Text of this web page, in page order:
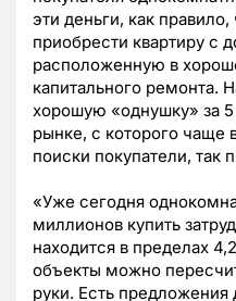
эти деньги, как
приобрести квартиру с
расположенную в
капитального ремонта.
хорошую «однушку» за
рынке, с которого чаще
поиски покупатели, так
«Уже сегодня
миллионов купить
находится в пределах
объекты можно
руки. Есть